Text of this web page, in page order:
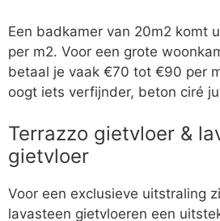
Een badkamer van 20m2 komt
per m2. Voor een grote
betaal je vaak €70 tot €90 per
oogt iets verfijnder, beton ciré
Terrazzo gietvloer &
gietvloer
Voor een exclusieve uitstraling
lavasteen gietvloeren een